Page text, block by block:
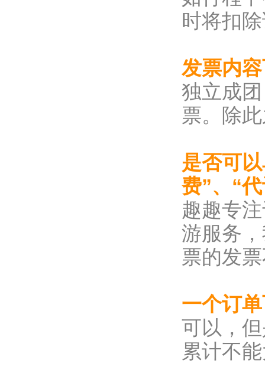
时将扣
发票内
独立成
票。除
是否可
费”、“
趣趣专
游服务
票的发
一个订
可以，
累计不